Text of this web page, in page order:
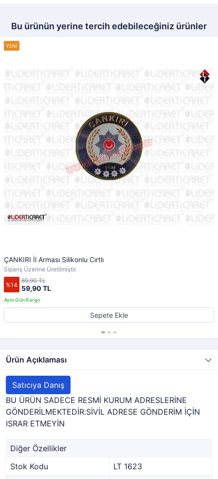
Bu ürünün yerine tercih edebileceğiniz ürünler
ÇANKIRI İl Arması Silikonlu Cırtlı
Sipariş Üzerine Üretilmiştir.
%14 59,90 TL
69,90 TL
Sepete Ekle
Ürün Açıklaması
Satıcıya Danış
BU ÜRÜN SADECE RESMİ KURUM ADRESLERİNE
GÖNDERİLMEKTEDİR.SİVİL ADRESE GÖNDERİM İÇİN
ISRAR ETMEYİN
Diğer Özellikler
Stok Kodu
LT 1623